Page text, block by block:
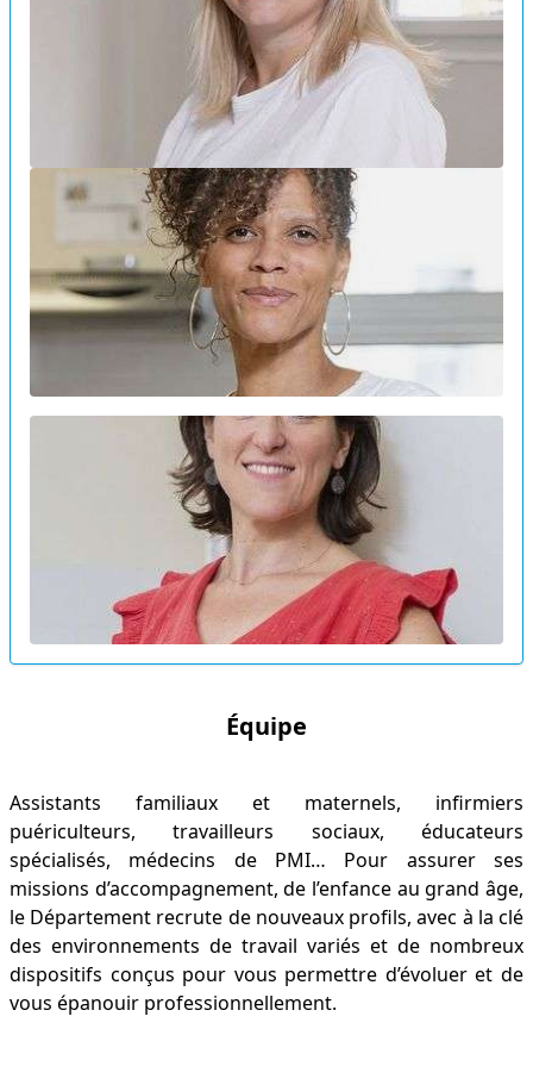
Équipe
Assistants familiaux et maternels, infirmiers
puériculteurs, travailleurs sociaux, éducateurs
spécialisés, médecins de PMI… Pour assurer ses
missions d’accompagnement, de l’enfance au grand âge,
le Département recrute de nouveaux profils, avec à la clé
des environnements de travail variés et de nombreux
dispositifs conçus pour vous permettre d’évoluer et de
vous épanouir professionnellement.